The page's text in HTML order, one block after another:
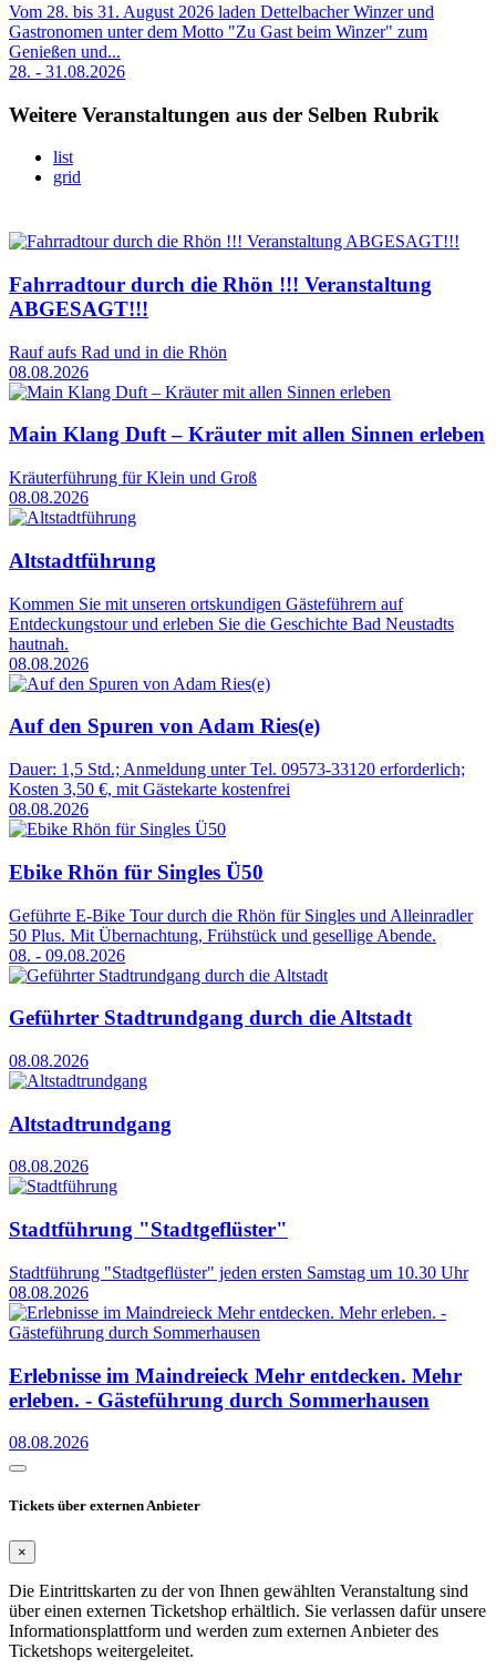
Vom 28. bis 31. August 2026 laden Dettelbacher Winzer und
Gastronomen unter dem Motto "Zu Gast beim Winzer" zum
Genießen und...
28. - 31.08.2026
Weitere Veranstaltungen aus der Selben Rubrik
list
grid
Fahrradtour durch die Rhön !!! Veranstaltung
ABGESAGT!!!
Rauf aufs Rad und in die Rhön
08.08.2026
Main Klang Duft – Kräuter mit allen Sinnen erleben
Kräuterführung für Klein und Groß
08.08.2026
Altstadtführung
Kommen Sie mit unseren ortskundigen Gästeführern auf
Entdeckungstour und erleben Sie die Geschichte Bad Neustadts
hautnah.
08.08.2026
Auf den Spuren von Adam Ries(e)
Dauer: 1,5 Std.; Anmeldung unter Tel. 09573-33120 erforderlich;
Kosten 3,50 €, mit Gästekarte kostenfrei
08.08.2026
Ebike Rhön für Singles Ü50
Geführte E-Bike Tour durch die Rhön für Singles und Alleinradler
50 Plus. Mit Übernachtung, Frühstück und gesellige Abende.
08. - 09.08.2026
Geführter Stadtrundgang durch die Altstadt
08.08.2026
Altstadtrundgang
08.08.2026
Stadtführung "Stadtgeflüster"
Stadtführung "Stadtgeflüster" jeden ersten Samstag um 10.30 Uhr
08.08.2026
Erlebnisse im Maindreieck Mehr entdecken. Mehr
erleben. - Gästeführung durch Sommerhausen
08.08.2026
Tickets über externen Anbieter
×
Die Eintrittskarten zu der von Ihnen gewählten Veranstaltung sind
über einen externen Ticketshop erhältlich. Sie verlassen dafür unsere
Informationsplattform und werden zum externen Anbieter des
Ticketshops weitergeleitet.